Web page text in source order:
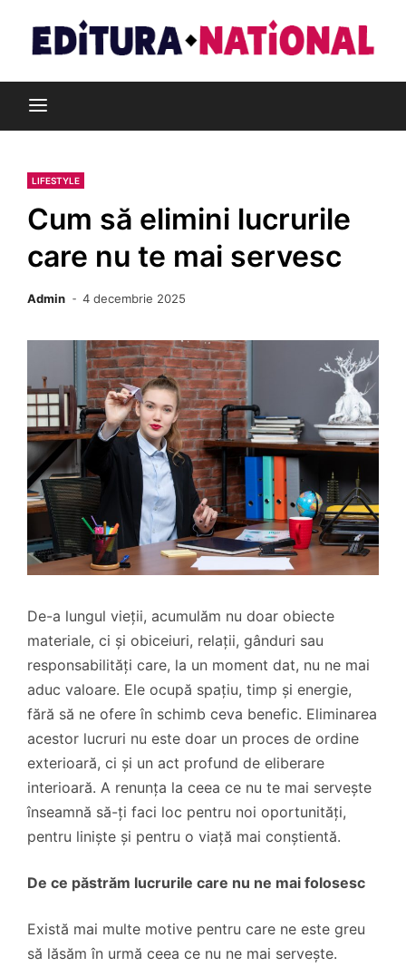
content
Editura Național
LIFESTYLE
Cum să elimini lucrurile
care nu te mai servesc
Admin 4 decembrie 2025
De-a lungul vieții, acumulăm nu doar obiecte
materiale, ci și obiceiuri, relații, gânduri sau
responsabilități care, la un moment dat, nu ne mai
aduc valoare. Ele ocupă spațiu, timp și energie,
fără să ne ofere în schimb ceva benefic. Eliminarea
acestor lucruri nu este doar un proces de ordine
exterioară, ci și un act profund de eliberare
interioară. A renunța la ceea ce nu te mai servește
înseamnă să-ți faci loc pentru noi oportunități,
pentru liniște și pentru o viață mai conștientă.
De ce păstrăm lucrurile care nu ne mai folosesc
Există mai multe motive pentru care ne este greu
să lăsăm în urmă ceea ce nu ne mai servește.